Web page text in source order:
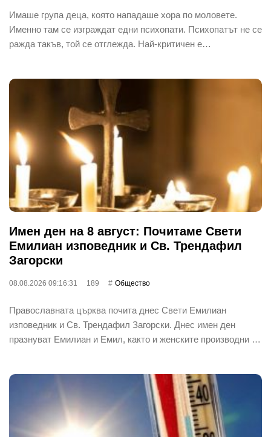
Имаше група деца, която нападаше хора по моловете.
Именно там се изграждат едни психопати. Психопатът не се
ражда такъв, той се отглежда. Най-критичен е…
Имен ден на 8 август: Почитаме Свети
Емилиан изповедник и Св. Трендафил
Загорски
08.08.2026 09:16:31 189 Общество
Православната църква почита днес Свети Емилиан
изповедник и Св. Трендафил Загорски. Днес имен ден
празнуват Емилиан и Емил, както и женските производни …